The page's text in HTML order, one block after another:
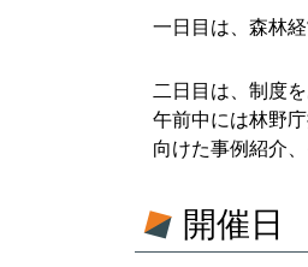
一日目は、森林
二日目は、制度
午前中には林野
向けた事例紹介
開催日